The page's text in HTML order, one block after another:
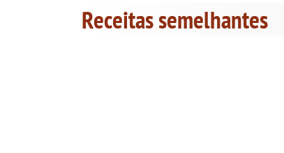
Receitas semelhantes